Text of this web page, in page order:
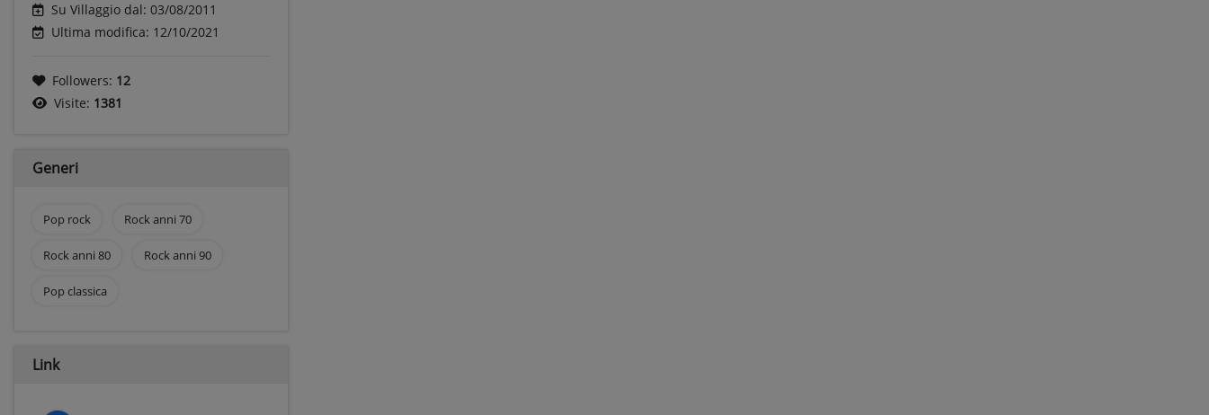
Su Villaggio dal: 03/08/2011
Ultima modifica: 12/10/2021
Followers: 12
Visite: 1381
Generi
Pop rock Rock anni 70
Rock anni 80 Rock anni 90
Pop classica
Link